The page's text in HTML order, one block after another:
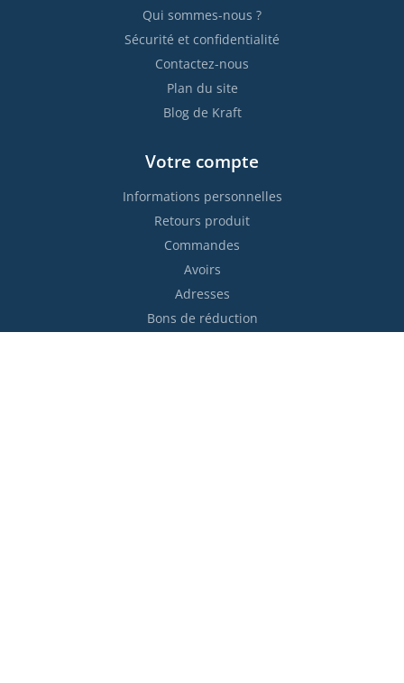
Qui sommes-nous ?
Sécurité et confidentialité
Contactez-nous
Plan du site
Blog de Kraft
Votre compte
Informations personnelles
Retours produit
Commandes
Avoirs
Adresses
Bons de réduction